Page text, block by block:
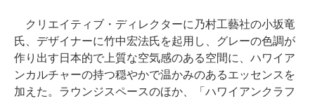
クリエイティブ・ディレクターに乃村工藝社の小坂竜
氏、デザイナーに竹中宏法氏を起用し、グレーの色調が
作り出す日本的で上質な空気感のある空間に、ハワイア
ンカルチャーの持つ穏やかで温かみのあるエッセンスを
加えた。ラウンジスペースのほか、「ハワイアンクラフ